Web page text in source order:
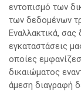
εντοπισμό των
των δεδομένων
Εναλλακτικά, σας
εγκαταστάσεις
οποίες
δικαιώματος
άμεση διαγραφή